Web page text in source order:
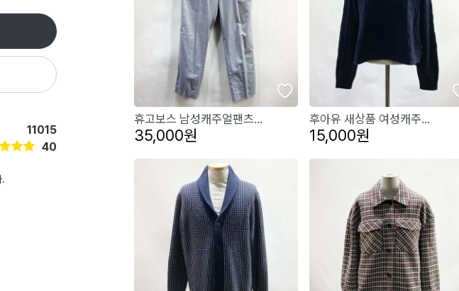
11015
40
.
휴고보스 남성캐주얼팬츠...
35,000원
후아유 새상품 여성캐주...
15,000원